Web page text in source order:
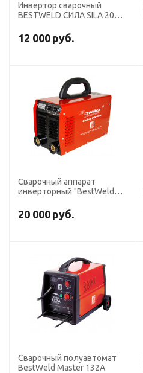
Инвертор сварочный
BESTWELD СИЛА SILA 200-
12 000 руб.
Сварочный аппарат
инверторный "BestWeld
аттестатом НАКС
20 000 руб.
Сварочный полуавтомат
BestWeld Master 132А